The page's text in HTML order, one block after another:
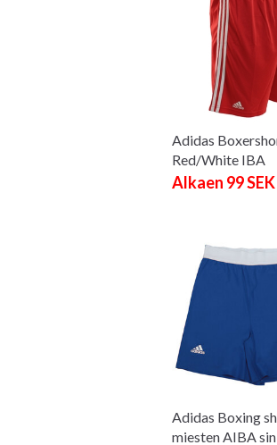
Adidas
Red/White IBA
Alkaen 99 SEK
Adidas Boxing
miesten AIBA